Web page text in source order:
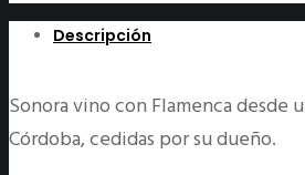
Descripción
Sonora vino con Flamenca desde
Córdoba, cedidas por su dueño.